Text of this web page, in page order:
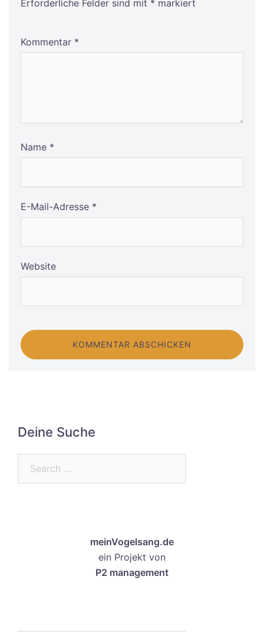
Erforderliche Felder sind mit * markiert
Kommentar *
Name *
E-Mail-Adresse *
Website
Deine Suche
meinVogelsang.de
ein Projekt von
P2 management